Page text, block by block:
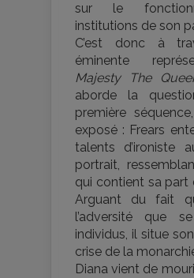
sur le
institutions de son
C’est donc à
éminente
Majesty The
aborde la
première
exposé : Frears
talents d’ironiste
portrait,
qui contient sa part
Arguant du fait
l’adversité que
individus, il situe
crise de la
Diana vient de